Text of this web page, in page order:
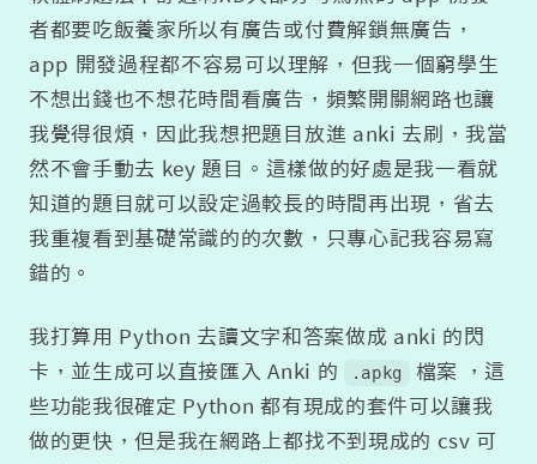
者都要吃飯養家所以有廣告或付費解鎖無廣告，
app 開發過程都不容易可以理解，但我一個窮學生
不想出錢也不想花時間看廣告，頻繁開關網路也讓
我覺得很煩，因此我想把題目放進 anki 去刷，我當
然不會手動去 key 題目。這樣做的好處是我一看就
知道的題目就可以設定過較長的時間再出現，省去
我重複看到基礎常識的的次數，只專心記我容易寫
錯的。
我打算用 Python 去讀文字和答案做成 anki 的閃
卡，並生成可以直接匯入 Anki 的
.apkg
檔案 ，這
些功能我很確定 Python 都有現成的套件可以讓我
做的更快，但是我在網路上都找不到現成的 csv 可